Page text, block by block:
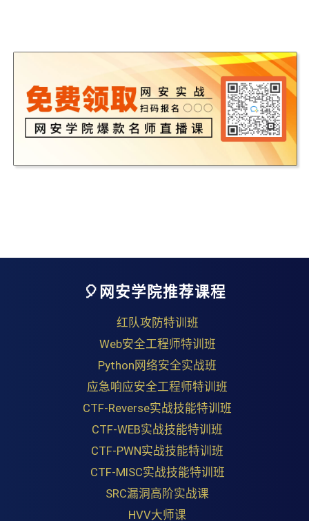
🎈网安学院推荐课程
红队攻防特训班
Web安全工程师特训班
Python网络安全实战班
应急响应安全工程师特训班
CTF-Reverse实战技能特训班
CTF-WEB实战技能特训班
CTF-PWN实战技能特训班
CTF-MISC实战技能特训班
SRC漏洞高阶实战课
HVV大师课